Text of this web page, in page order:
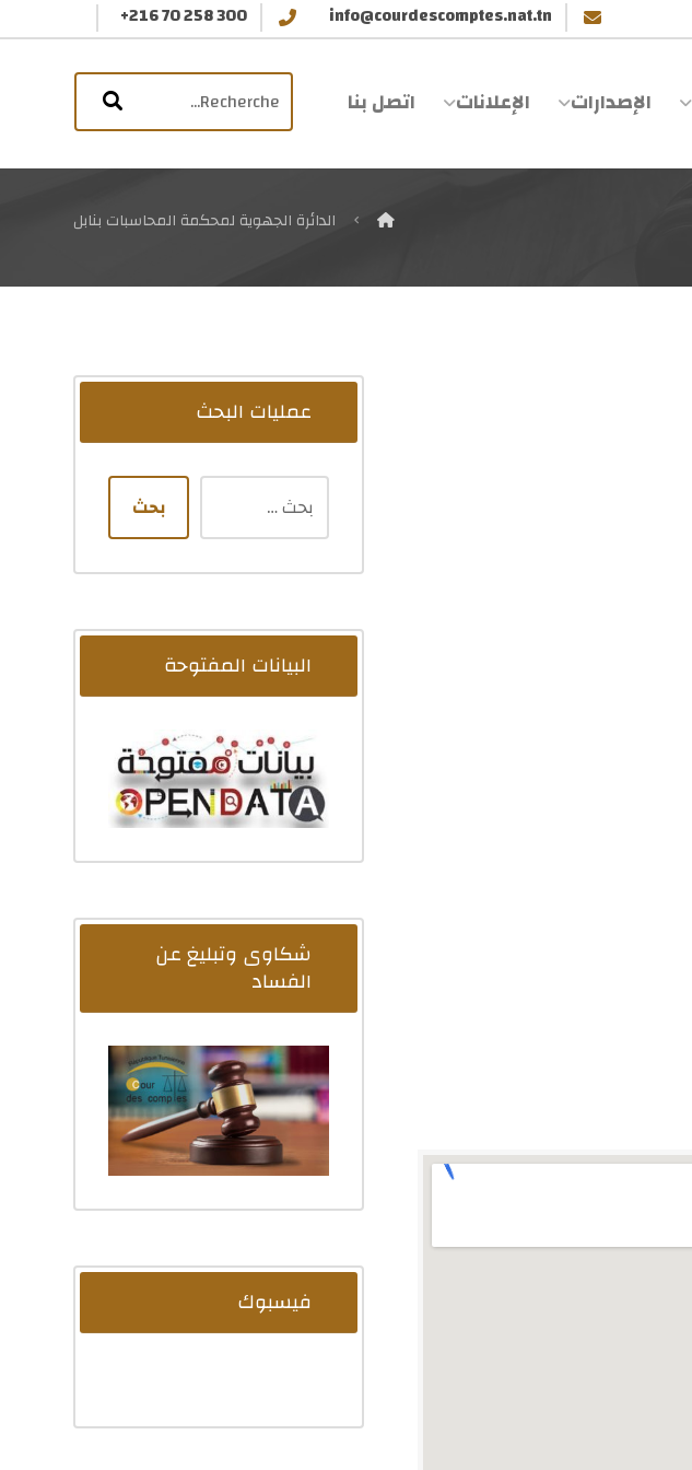
+216 70 258 300 info@courdescomptes.nat.tn
الإصدارات الإعلانات اتصل بنا
الدائرة الجهوية لمحكمة المحاسبات بنابل
عمليات البحث
بحث
البيانات المفتوحة
شكاوى وتبليغ عن
الفساد
فيسبوك